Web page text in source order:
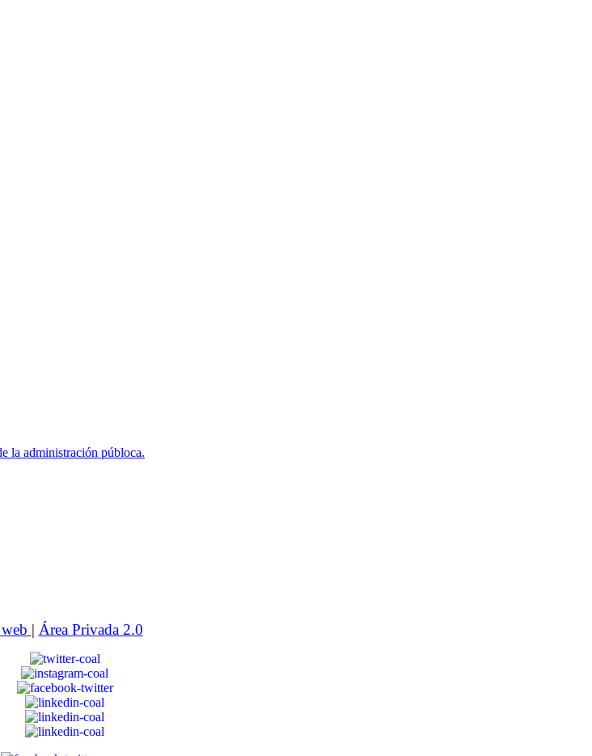
la administración públoca.
| Área Privada 2.0